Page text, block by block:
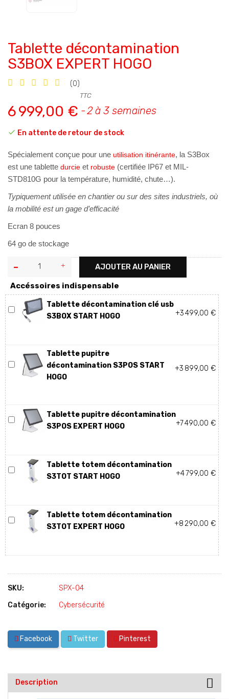
Tablette décontamination
S3BOX EXPERT HOGO
(0)
6 999,00 €
TTC
2 à 3 semaines
 En attente de retour de stock
Spécialement conçue pour une utilisation itinérante, la S3Box
est une tablette durcie et robuste (certifiée IP67 et MIL-
STD810G pour la température, humidité, chute…).
Typiquement utilisée en chantier ou sur des sites industriels, où
la mobilité est un gage d’efficacité
Ecran 8 pouces
64 go de stockage
AJOUTER AU PANIER
Accéssoires indispensable
Tablette décontamination clé usb
S3BOX START HOGO
+3 499,00 €
Tablette pupitre
décontamination S3POS START
HOGO
+3 899,00 €
Tablette pupitre décontamination
S3POS EXPERT HOGO
+7 490,00 €
Tablette totem décontamination
S3TOT START HOGO
+4 799,00 €
Tablette totem décontamination
S3TOT EXPERT HOGO
+8 290,00 €
SKU:
SPX-04
Catégorie:
Cybersécurité
Facebook Twitter Pinterest
Description